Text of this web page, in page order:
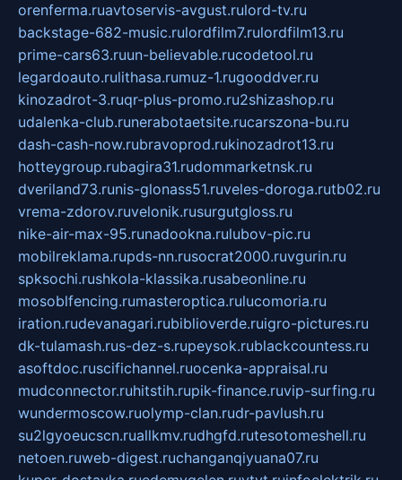
orenferma.ruavtoservis-avgust.rulord-tv.ru
backstage-682-music.rulordfilm7.rulordfilm13.ru
prime-cars63.ruun-believable.rucodetool.ru
legardoauto.rulithasa.rumuz-1.rugooddver.ru
kinozadrot-3.ruqr-plus-promo.ru2shizashop.ru
udalenka-club.runerabotaetsite.rucarszona-bu.ru
dash-cash-now.rubravoprod.rukinozadrot13.ru
hotteygroup.rubagira31.rudommarketnsk.ru
dveriland73.runis-glonass51.ruveles-doroga.rutb02.ru
vrema-zdorov.ruvelonik.rusurgutgloss.ru
nike-air-max-95.runadookna.rulubov-pic.ru
mobilreklama.rupds-nn.rusocrat2000.ruvgurin.ru
spksochi.rushkola-klassika.rusabeonline.ru
mosoblfencing.rumasteroptica.rulucomoria.ru
iration.rudevanagari.rubiblioverde.ruigro-pictures.ru
dk-tulamash.rus-dez-s.rupeysok.rublackcountess.ru
asoftdoc.ruscifichannel.ruocenka-appraisal.ru
mudconnector.ruhitstih.rupik-finance.ruvip-surfing.ru
wundermoscow.ruolymp-clan.rudr-pavlush.ru
su2lgyoeucscn.ruallkmv.rudhgfd.rutesotomeshell.ru
netoen.ruweb-digest.ruchanganqiyuana07.ru